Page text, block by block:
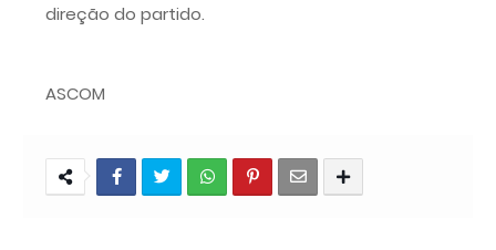
direção do partido.
ASCOM